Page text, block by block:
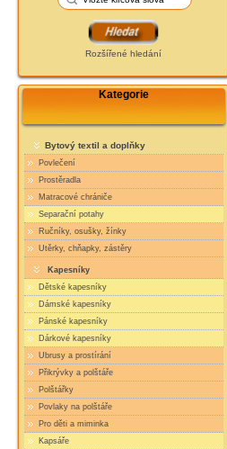
Rozšířené hledání
Kategorie
Bytový textil a doplňky
Povlečení
Prostěradla
Matracové chrániče
Separační potahy
Ručníky, osušky, žínky
Utěrky, chňapky, zástěry
Kapesníky
Dětské kapesníky
Dámské kapesníky
Pánské kapesníky
Dárkové kapesníky
Ubrusy a prostírání
Přikrývky a polštáře
Polštářky
Povlaky na polštáře
Pro děti a miminka
Kapsáře